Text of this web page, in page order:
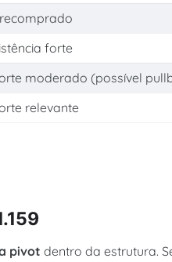
forte
moderado (possível
relevante
pivot dentro da estrutura.